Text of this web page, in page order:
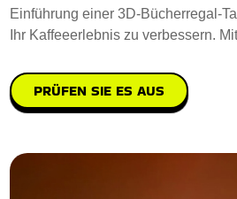
Einführung einer 3D-Bücherregal-
Ihr Kaffeeerlebnis zu verbessern.
PRÜFEN SIE ES AUS